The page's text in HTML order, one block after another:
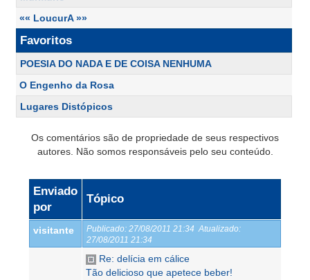
«« LoucurA »»
Favoritos
POESIA DO NADA E DE COISA NENHUMA
O Engenho da Rosa
Lugares Distópicos
Os comentários são de propriedade de seus respectivos
autores. Não somos responsáveis pelo seu conteúdo.
Enviado
por
Tópico
visitante Publicado: 27/08/2011 21:34 Atualizado:
27/08/2011 21:34
Re: delícia em cálice
Tão delicioso que apetece beber!